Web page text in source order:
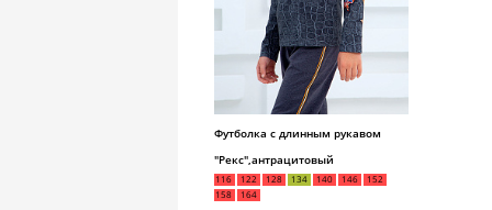
Футболка с длинным рукавом
"Рекс",антрацитовый
116 122 128 134 140 146
152
158
164